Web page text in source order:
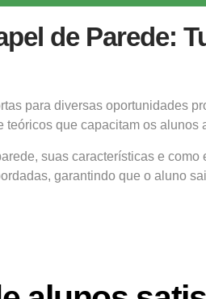
de Parede:
para diversas oportunidades
que capacitam os
suas características e
garantindo que o aluno